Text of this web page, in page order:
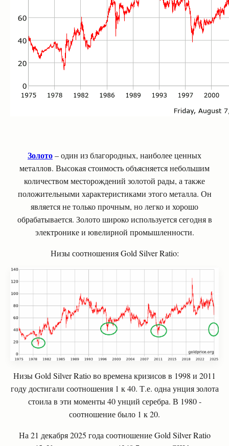
Золото– один из благородных, наиболее ценных
металлов. Высокая стоимость объясняется небольшим
количеством месторождений золотой рады, а также
положительными характеристиками этого металла. Он
является не только прочным, но легко и хорошо
обрабатывается. Золото широко используется сегодня в
электронике и ювелирной промышленности.
Низы соотношения Gold Silver Ratio:
Низы Gold Silver Ratio во времена кризисов в 1998 и 2011
году достигали соотношения 1 к 40. Т.е. одна унция золота
стоила в эти моменты 40 унций серебра. В 1980 -
соотношение было 1 к 20.
На 21 декабря 2025 года соотношение Gold Silver Ratio